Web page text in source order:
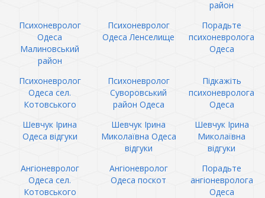
район
Психоневролог
Одеса
Малиновський
район
Психоневролог
Одеса Ленселище
Порадьте
психоневролога
Одеса
Психоневролог
Одеса сел.
Котовського
Психоневролог
Суворовський
район Одеса
Підкажіть
психоневролога
Одеса
Шевчук Ірина
Одеса відгуки
Шевчук Ірина
Миколаївна Одеса
відгуки
Шевчук Ірина
Миколаївна
відгуки
Ангіоневролог
Одеса сел.
Котовського
Ангіоневролог
Одеса поскот
Порадьте
ангіоневролога
Одеса